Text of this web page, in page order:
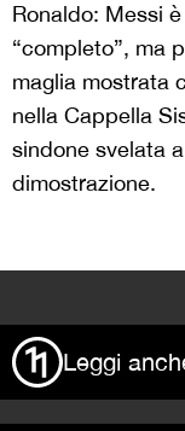
Ronaldo: Messi
“completo”, ma
maglia mostrata
nella Cappella
sindone svelata
dimostrazione.
Leggi